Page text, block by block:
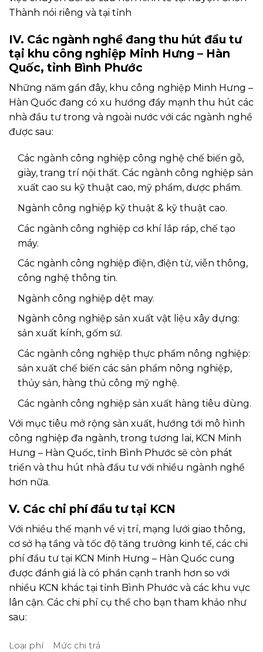
Thành nói riêng và tại tỉnh
IV. Các ngành nghề đang thu hút đầu tư
tại khu công nghiệp Minh Hưng – Hàn
Quốc, tỉnh Bình Phước
Những năm gần đây, khu công nghiệp Minh Hưng –
Hàn Quốc đang có xu hướng đẩy mạnh thu hút các
nhà đầu tư trong và ngoài nước với các ngành nghề
được sau:
Các ngành công nghiệp công nghệ chế biến gỗ,
giày, trang trí nội thất. Các ngành công nghiệp sản
xuất cao su kỹ thuật cao, mỹ phẩm, dược phẩm.
Ngành công nghiệp kỹ thuật & kỹ thuật cao.
Các ngành công nghiệp cơ khí lắp ráp, chế tạo
máy.
Các ngành công nghiệp điện, điện tử, viễn thông,
công nghệ thông tin.
Ngành công nghiệp dệt may.
Ngành công nghiệp sản xuất vật liệu xây dựng:
sản xuất kính, gốm sứ.
Các ngành công nghiệp thực phẩm nông nghiệp:
sản xuất chế biến các sản phẩm nông nghiệp,
thủy sản, hàng thủ công mỹ nghệ.
Các ngành công nghiệp sản xuất hàng tiêu dùng.
Với mục tiêu mở rộng sản xuất, hướng tới mô hình
công nghiệp đa ngành, trong tương lai, KCN Minh
Hưng – Hàn Quốc, tỉnh Bình Phước sẽ còn phát
triển và thu hút nhà đầu tư với nhiều ngành nghề
hơn nữa.
V. Các chi phí đầu tư tại KCN
Với nhiều thế mạnh về vị trí, mạng lưới giao thông,
cơ sở hạ tầng và tốc độ tăng trưởng kinh tế, các chi
phí đầu tư tại KCN Minh Hưng – Hàn Quốc cung
được đánh giá là có phần cạnh tranh hơn so với
nhiều KCN khác tại tỉnh Bình Phước và các khu vực
lân cận. Các chi phí cụ thể cho bạn tham khảo như
sau:
Loại phí Mức chi trả